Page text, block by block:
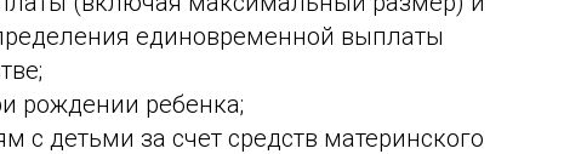
единовременной выплаты
рождении ребенка;
с детьми за счет средств материнского